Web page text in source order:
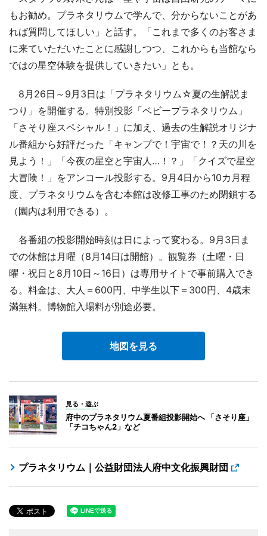
もお勧め。プラネタリウムで学んで、分からないことがあ
れば質問してほしい」と話す。「これまで多くのお客さま
に来ていただいたことに感謝しつつ、これからも当館なら
ではの星空体験を提供していきたい」とも。
8月26日～9月3日は「プラネタリウム☆夏の生解説ま
つり」を開催する。特別投影「ベビープラネタリウム」
「さそり座スペシャル！」に加え、過去の生解説オリジナ
ル番組から好評だった「キャンプで！宇宙で！？天の川を
見よう！」「今夜の星空と宇宙人…！？」「クイズで星空
大冒険！」をアンコール投影する。9月4日から10カ月程
度、プラネタリウムを含む本館は改修工事のため閉鎖する
（園内は利用できる）。
各番組の投影開始時刻は日によって変わる。9月3日ま
での休館は月曜（8月14日は開館）。観覧券（土曜・日
曜・祝日と8月10日～16日）は専用サイトで事前購入でき
る。料金は、大人＝600円、中学生以下＝300円、4歳未
満無料。博物館入場料が別途必要。
地図を見る
見る・遊ぶ
府中のプラネタリウム夏番組投影開始へ 「さそり座」
「チコちゃん2」など
プラネタリウム｜公益財団法人府中文化振興財団